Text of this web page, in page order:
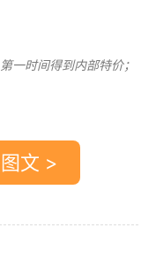
一时间得到内部特价；
文 >